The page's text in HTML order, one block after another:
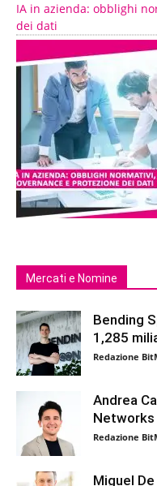
IA in azienda: obblighi
dei dati
Mercati e Nomine
Bending
1,285
Redazione
Andrea
Networks
Redazione
Miguel